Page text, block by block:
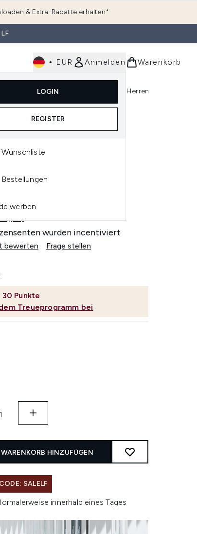
& Extra-Rabatte erhalten*
• EUR Anmelden
LOGIN
REGISTER
Wunschliste
Bestellungen
werben
Warenkorb
Untermenü Anmelden (Kosmetik) Untermenü Anmelden (Haarpflege)
Parfum
Untermenü Anmelden (Parfum)
Herren
HIGH IMPACT
- BLACK 7G
83
Bewertungen
lesen.
Link
(83)
wurden incentiviert
bewerten Frage stellen
30 Punkte
Treueprogramm bei
HINZUFÜGEN
SALELF
innerhalb eines Tages